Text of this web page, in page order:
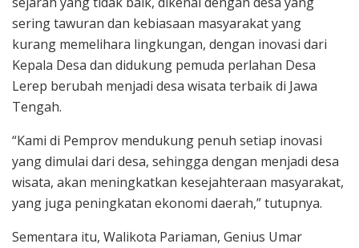
sering tawuran dan kebiasaan masyarakat yang
kurang memelihara lingkungan, dengan inovasi dari
Kepala Desa dan didukung pemuda perlahan Desa
Lerep berubah menjadi desa wisata terbaik di Jawa
Tengah.
“Kami di Pemprov mendukung penuh setiap inovasi
yang dimulai dari desa, sehingga dengan menjadi desa
wisata, akan meningkatkan kesejahteraan masyarakat,
yang juga peningkatan ekonomi daerah,” tutupnya.
Sementara itu, Walikota Pariaman, Genius Umar